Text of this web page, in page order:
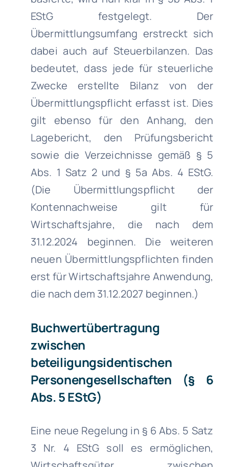
EStG festgelegt. Der
Übermittlungsumfang erstreckt sich
dabei auch auf Steuerbilanzen. Das
bedeutet, dass jede für steuerliche
Zwecke erstellte Bilanz von der
Übermittlungspflicht erfasst ist. Dies
gilt ebenso für den Anhang, den
Lagebericht, den Prüfungsbericht
sowie die Verzeichnisse gemäß § 5
Abs. 1 Satz 2 und § 5a Abs. 4 EStG.
(Die Übermittlungspflicht der
Kontennachweise gilt für
Wirtschaftsjahre, die nach dem
31.12.2024 beginnen. Die weiteren
neuen Übermittlungspflichten finden
erst für Wirtschaftsjahre Anwendung,
die nach dem 31.12.2027 beginnen.)
Buchwertübertragung
zwischen
beteiligungsidentischen
Personengesellschaften (§ 6
Abs. 5 EStG)
Eine neue Regelung in § 6 Abs. 5 Satz
3 Nr. 4 EStG soll es ermöglichen,